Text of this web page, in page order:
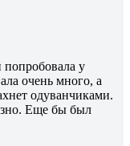
у
очень много, а
одуванчиками.
Еще бы был